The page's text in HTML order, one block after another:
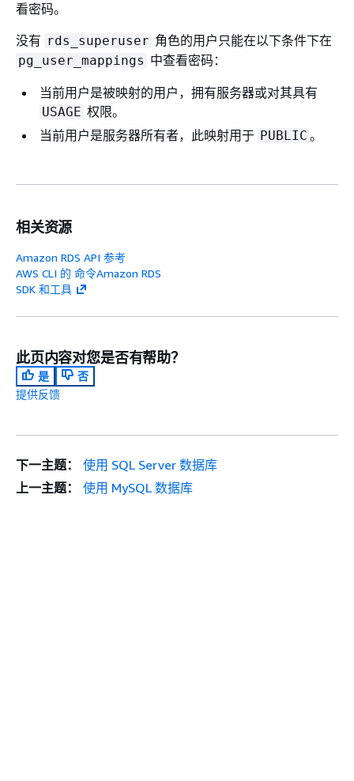
看密码。
没有 rds_superuser 角色的用户只能在以下条件下在
pg_user_mappings 中查看密码：
当前用户是被映射的用户，拥有服务器或对其具有
USAGE 权限。
当前用户是服务器所有者，此映射用于 PUBLIC 。
相关资源
Amazon RDS API 参考
AWS CLI 的 命令Amazon RDS
SDK 和工具
此页内容对您是否有帮助？
是
否
提供反馈
下一主题：
使用 SQL Server 数据库
上一主题：
使用 MySQL 数据库